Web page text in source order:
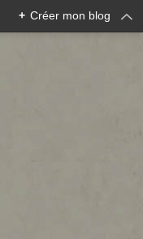
+ Créer mon blog